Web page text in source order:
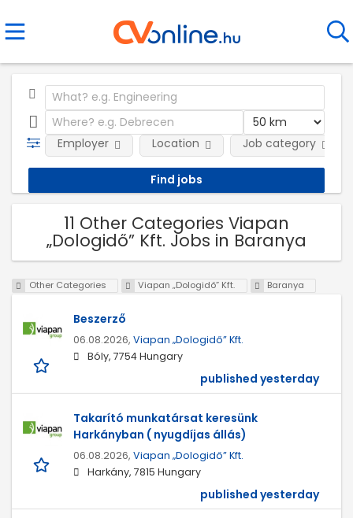
Employer Location Job category
11 Other Categories Viapan
„Dologidő” Kft. Jobs in Baranya
Other Categories Viapan „Dologidő” Kft. Baranya
Beszerző
06.08.2026, Viapan „Dologidő” Kft.
Bóly, 7754 Hungary
published yesterday
Takarító munkatársat keresünk
Harkányban ( nyugdíjas állás)
06.08.2026, Viapan „Dologidő” Kft.
Harkány, 7815 Hungary
published yesterday